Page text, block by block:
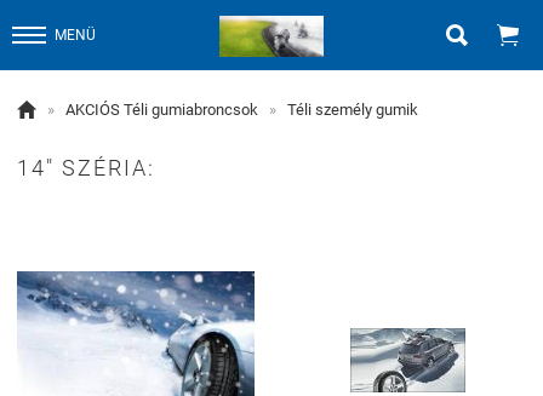
MENÜ  
 » AKCIÓS Téli gumiabroncsok » Téli személy gumik
14" SZÉRIA: